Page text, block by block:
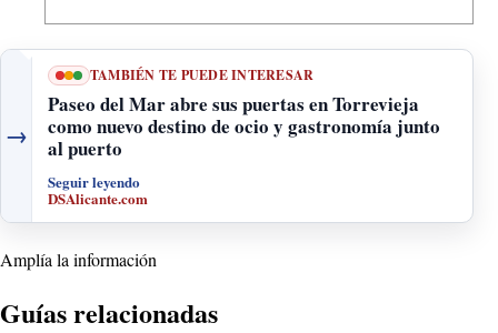
→
TAMBIÉN TE PUEDE INTERESAR
Paseo del Mar abre sus puertas en Torrevieja
como nuevo destino de ocio y gastronomía junto
al puerto
Seguir leyendo
DSAlicante.com
Amplía la información
Guías relacionadas